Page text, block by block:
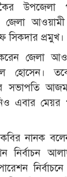
উপজেলা
আওয়ামী
সিকদার প্রমুখ।
জেলা
হোসেন।
সভাপতি
এবার মেয়র
কবির নানক
নির্বাচন